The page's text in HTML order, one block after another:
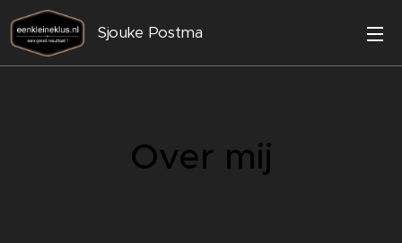
Sjouke Postma
Over mij